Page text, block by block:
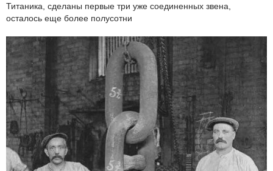
Титаника, сделаны первые три уже соединенных звена,
осталось еще более полусотни